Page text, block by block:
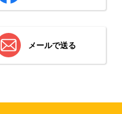
メールで送る